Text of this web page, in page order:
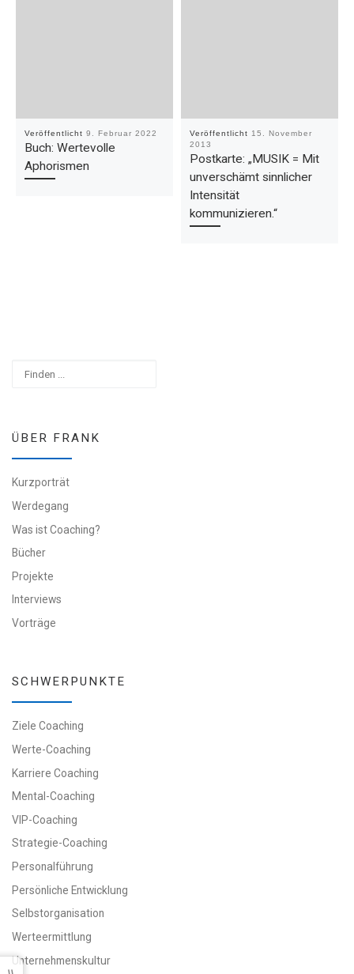
Veröffentlicht9. Februar 2022
Buch: Wertevolle
Aphorismen
Veröffentlicht 15. November
2013
Postkarte: „MUSIK = Mit
unverschämt sinnlicher
Intensität
kommunizieren.“
ÜBER FRANK
Kurzporträt
Werdegang
Was ist Coaching?
Bücher
Projekte
Interviews
Vorträge
SCHWERPUNKTE
Ziele Coaching
Werte-Coaching
Karriere Coaching
Mental-Coaching
VIP-Coaching
Strategie-Coaching
Personalführung
Persönliche Entwicklung
Selbstorganisation
Werteermittlung
Unternehmenskultur